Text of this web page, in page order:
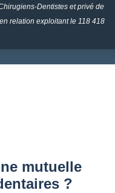
Dentistes et privé de
relation exploitant le 118 418
mutuelle
?